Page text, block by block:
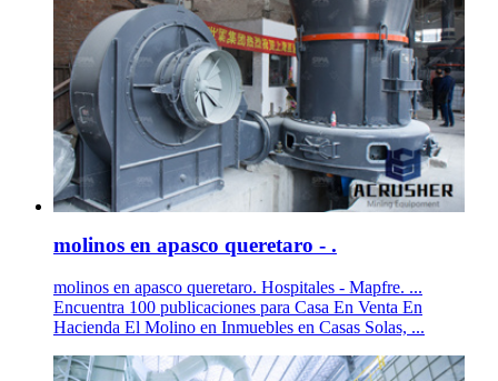
molinos en apasco queretaro - .
molinos en apasco queretaro. Hospitales - Mapfre. ...
Encuentra 100 publicaciones para Casa En Venta En
Hacienda El Molino en Inmuebles en Casas Solas, ...